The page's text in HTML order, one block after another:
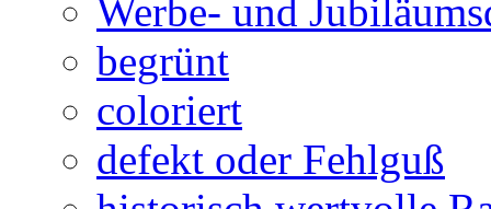
Werbe- und
begrünt
coloriert
defekt oder Fehlguß